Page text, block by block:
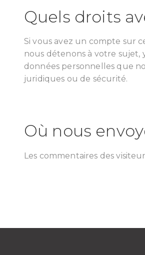
Quels droits
Si vous avez un compte sur
nous détenons à votre sujet,
données personnelles que
juridiques ou de sécurité.
Où nous
Les commentaires des